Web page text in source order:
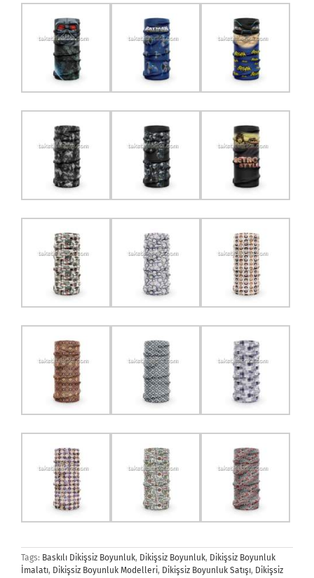
Tags: Baskılı Dikişsiz Boyunluk, Dikişsiz Boyunluk, Dikişsiz Boyunluk
İmalatı, Dikişsiz Boyunluk Modelleri, Dikişsiz Boyunluk Satışı, Dikişsiz